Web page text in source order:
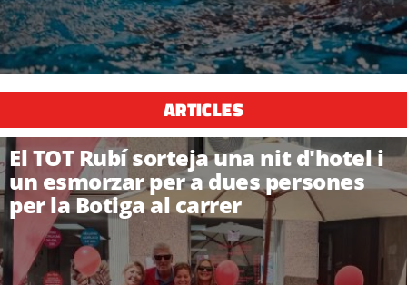
ARTICLES
El TOT Rubí sorteja una nit d'hotel i
un esmorzar per a dues persones
per la Botiga al carrer